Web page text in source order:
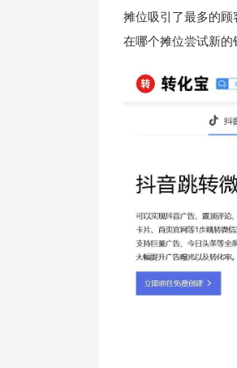
摊位吸引了最多的顾
在哪个摊位尝试新的